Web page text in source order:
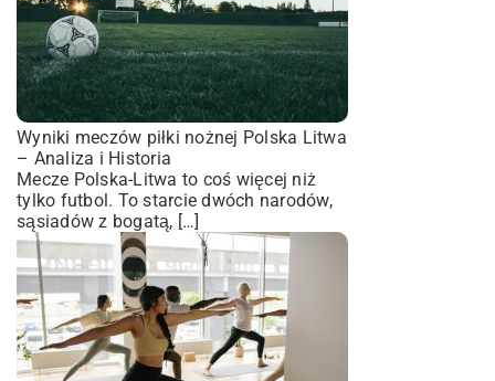
Wyniki meczów piłki nożnej Polska Litwa
– Analiza i Historia
Mecze Polska-Litwa to coś więcej niż
tylko futbol. To starcie dwóch narodów,
sąsiadów z bogatą, […]